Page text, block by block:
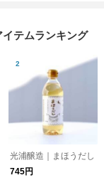
テムランキング
光浦醸造｜まほうだし
745円